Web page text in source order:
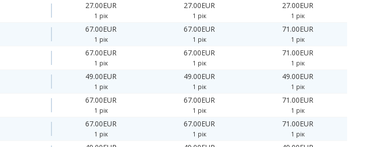
27.00EUR
1 рік
27.00EUR
1 рік
27.00EUR
1 рік
67.00EUR
1 рік
67.00EUR
1 рік
71.00EUR
1 рік
67.00EUR
1 рік
67.00EUR
1 рік
71.00EUR
1 рік
49.00EUR
1 рік
49.00EUR
1 рік
49.00EUR
1 рік
67.00EUR
1 рік
67.00EUR
1 рік
71.00EUR
1 рік
67.00EUR
1 рік
67.00EUR
1 рік
71.00EUR
1 рік